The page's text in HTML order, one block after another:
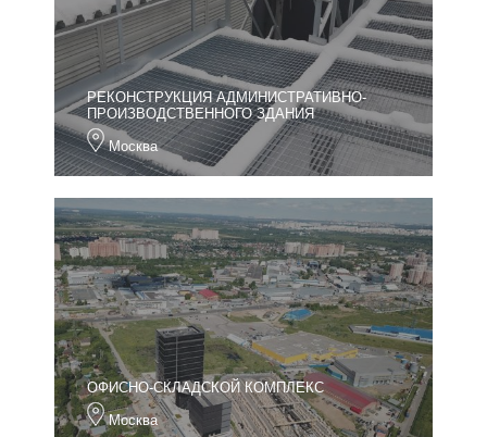
РЕКОНСТРУКЦИЯ АДМИНИСТРАТИВНО-
ПРОИЗВОДСТВЕННОГО ЗДАНИЯ
Москва
ОФИСНО-СКЛАДСКОЙ КОМПЛЕКС
Москва